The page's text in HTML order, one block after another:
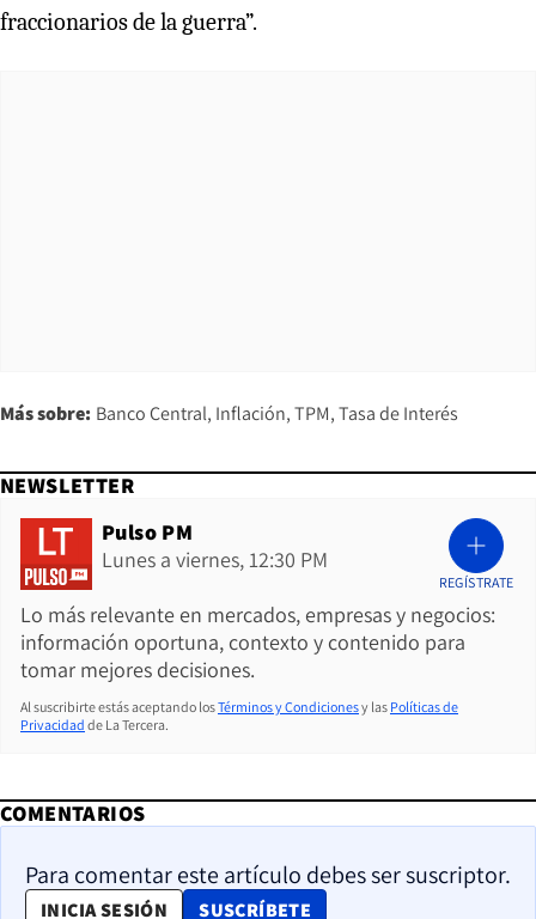
fraccionarios de la guerra”.
Más sobre: Banco Central Inflación TPM Tasa de Interés
NEWSLETTER
Pulso PM
Lunes a viernes, 12:30 PM
Lo más relevante en mercados, empresas y negocios:
información oportuna, contexto y contenido para
tomar mejores decisiones.
REGÍSTRATE
Al suscribirte estás aceptando losTérminos y Condicionesy las Políticas de
Privacidad de La Tercera.
COMENTARIOS
Para comentar este artículo debes ser suscriptor.
INICIA SESIÓN SUSCRÍBETE
OPENS IN NEW WINDOW